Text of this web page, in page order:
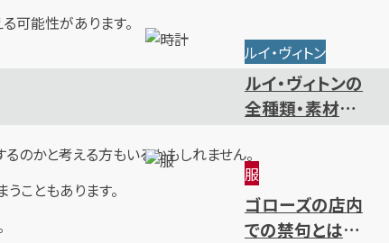
可能性があります。
のかと考える方もいるかもしれません。
こともあります。
ル別にご紹介
ルイ・ヴィトン
ルイ・ヴィトンの
全種類・素材一
～限定・廃盤ライ
ンまで一挙紹介
服
ゴローズの店内
での禁句とは？